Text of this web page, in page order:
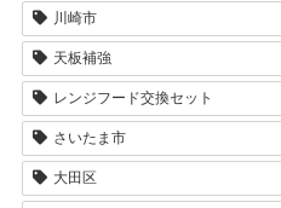
川崎市
天板補強
レンジフード交換セット
さいたま市
大田区